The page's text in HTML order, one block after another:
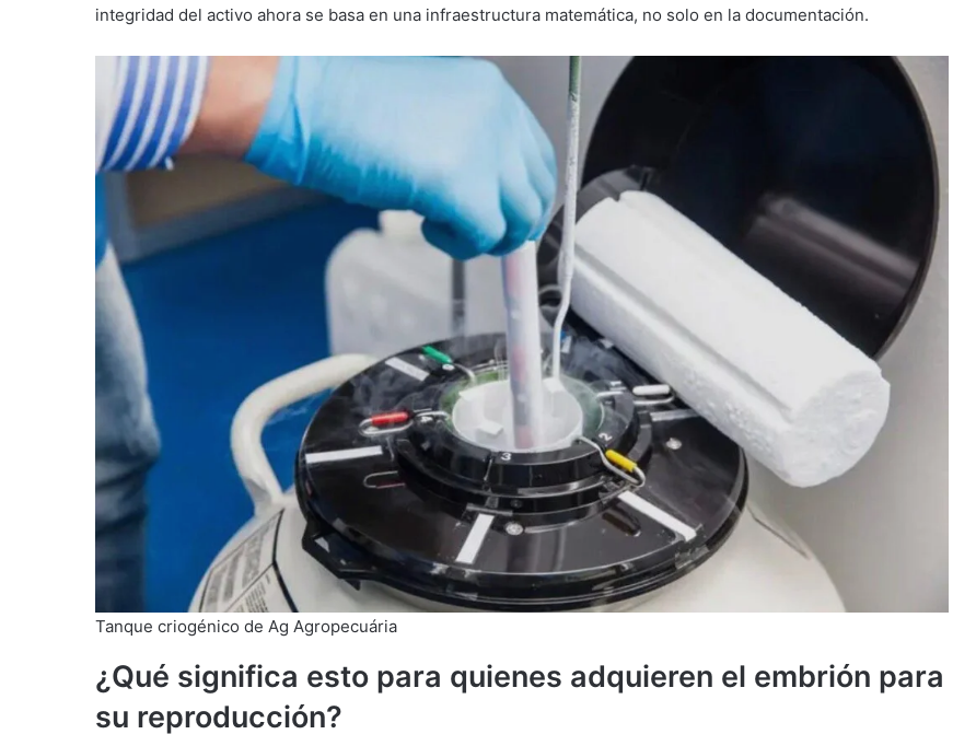
integridad del activo ahora se basa en una infraestructura matemática, no solo en la documentación.
Tanque criogénico de Ag Agropecuária
¿Qué significa esto para quienes adquieren el embrión para
su reproducción?